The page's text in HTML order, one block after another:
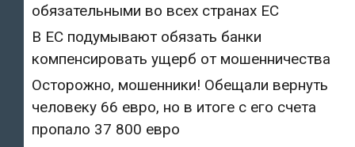
обязательными во всех странах ЕС
В ЕС подумывают обязать банки
компенсировать ущерб от мошенничества
Осторожно, мошенники! Обещали вернуть
человеку 66 евро, но в итоге с его счета
пропало 37 800 евро